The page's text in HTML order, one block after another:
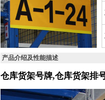
产品介绍及性能描述
仓库货架号牌,仓库货架排